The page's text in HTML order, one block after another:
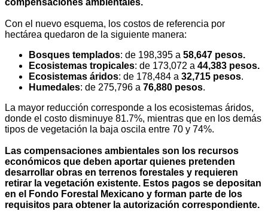
Con el nuevo esquema, los costos de referencia por
hectárea quedaron de la siguiente manera:
Bosques templados: de 198,395 a 58,647 pesos.
Ecosistemas tropicales: de 173,072 a 44,383 pesos.
Ecosistemas áridos: de 178,484 a 32,715 pesos.
Humedales: de 275,796 a 76,880 pesos.
La mayor reducción corresponde a los ecosistemas áridos,
donde el costo disminuye 81.7%, mientras que en los demás
tipos de vegetación la baja oscila entre 70 y 74%.
Las compensaciones ambientales son los recursos
económicos que deben aportar quienes pretenden
desarrollar obras en terrenos forestales y requieren
retirar la vegetación existente. Estos pagos se depositan
en el Fondo Forestal Mexicano y forman parte de los
requisitos para obtener la autorización correspondiente.